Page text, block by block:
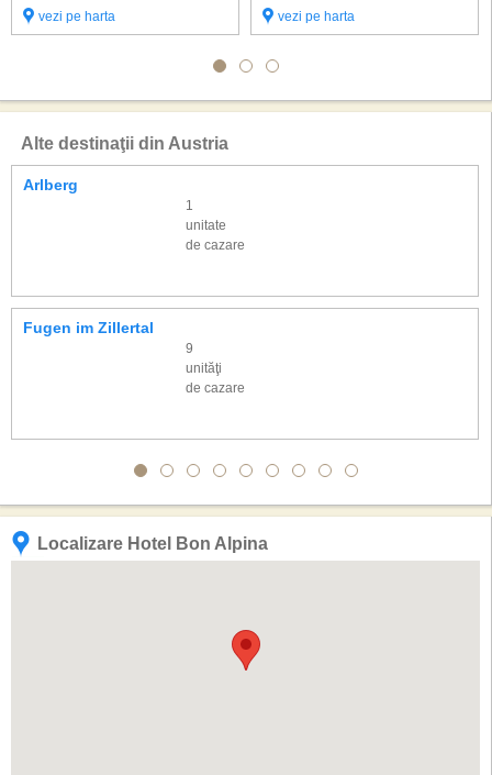
vezi pe harta
vezi pe harta
Alte destinaţii din Austria
Arlberg
1
unitate
de cazare
Fugen im Zillertal
9
unităţi
de cazare
Localizare Hotel Bon Alpina